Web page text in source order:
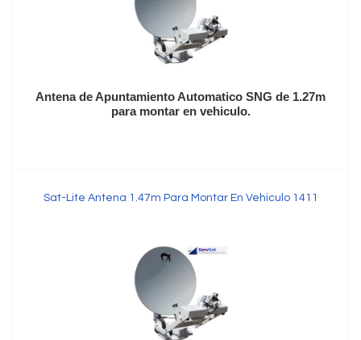
Antena de Apuntamiento Automatico SNG de 1.27m
para montar en vehiculo.
Sat-Lite Antena 1.47m Para Montar En Vehiculo 1411